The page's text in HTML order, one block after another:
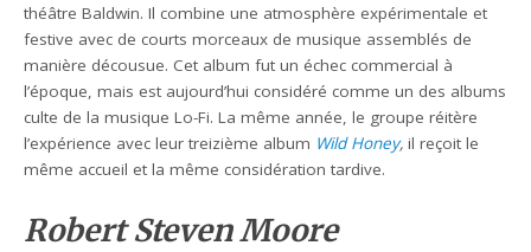
théâtre Baldwin. Il combine une atmosphère expérimentale et
festive avec de courts morceaux de musique assemblés de
manière décousue. Cet album fut un échec commercial à
l’époque, mais est aujourd’hui considéré comme un des albums
culte de la musique Lo-Fi. La même année, le groupe réitère
l’expérience avec leur treizième album Wild Honey, il reçoit le
même accueil et la même considération tardive.
Robert Steven Moore